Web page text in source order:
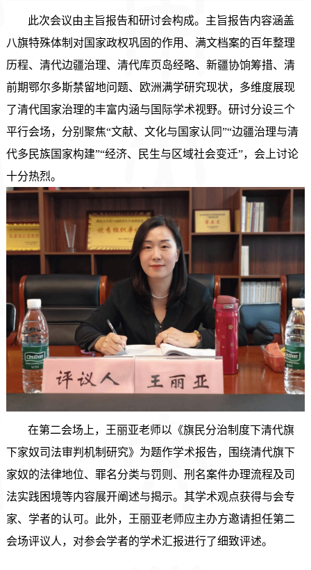
此次会议由主旨报告和研讨会构成。主旨报告内容涵盖
八旗特殊体制对国家政权巩固的作用、满文档案的百年整理
历程、清代边疆治理、清代库页岛经略、新疆协饷筹措、清
前期鄂尔多斯禁留地问题、欧洲满学研究现状，多维度展现
了清代国家治理的丰富内涵与国际学术视野。研讨分设三个
平行会场，分别聚焦“文献、文化与国家认同”“边疆治理与清
代多民族国家构建”“经济、民生与区域社会变迁”，会上讨论
十分热烈。
在第二会场上，王丽亚老师以《旗民分治制度下清代旗
下家奴司法审判机制研究》为题作学术报告，围绕清代旗下
家奴的法律地位、罪名分类与罚则、刑名案件办理流程及司
法实践困境等内容展开阐述与揭示。其学术观点获得与会专
家、学者的认可。此外，王丽亚老师应主办方邀请担任第二
会场评议人，对参会学者的学术汇报进行了细致评述。